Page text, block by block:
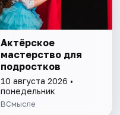
Актёрское
мастерство для
подростков
10 августа 2026 •
понедельник
ВСмысле